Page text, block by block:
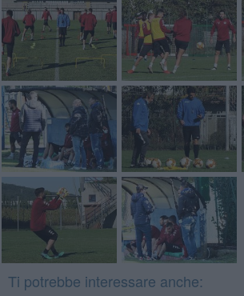
Ti potrebbe interessare anche: